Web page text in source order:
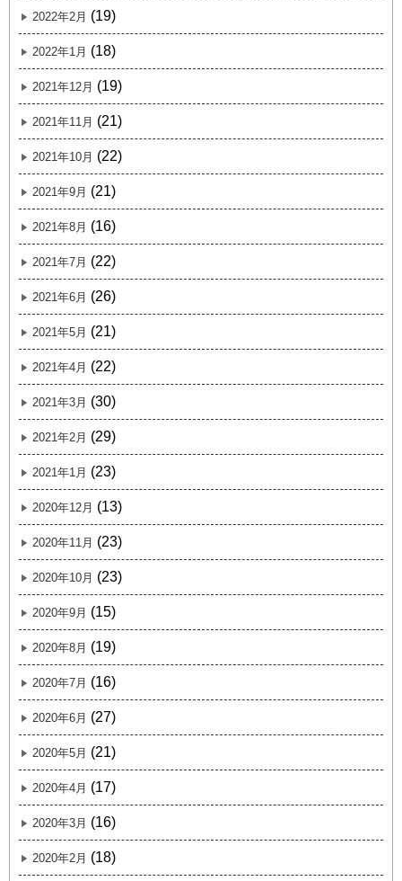
2022年2月 (19)
2022年1月 (18)
2021年12月 (19)
2021年11月 (21)
2021年10月 (22)
2021年9月 (21)
2021年8月 (16)
2021年7月 (22)
2021年6月 (26)
2021年5月 (21)
2021年4月 (22)
2021年3月 (30)
2021年2月 (29)
2021年1月 (23)
2020年12月 (13)
2020年11月 (23)
2020年10月 (23)
2020年9月 (15)
2020年8月 (19)
2020年7月 (16)
2020年6月 (27)
2020年5月 (21)
2020年4月 (17)
2020年3月 (16)
2020年2月 (18)